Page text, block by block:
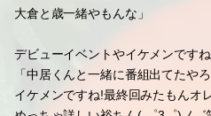
キスマイのラジオ収録で!!
裕ちんがいつも話す取材の方に
『今日はあなたじゃないのよ』的